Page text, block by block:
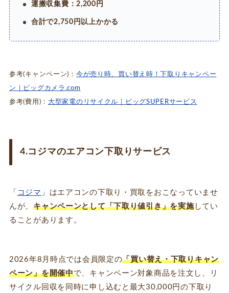
運搬収集費：2,200円
合計で2,750円以上かかる
参考(キャンペーン)： 今が売り時、買い替え時！下取りキャンペー
ン｜ビッグカメラ.com
参考(費用)： 大型家電のリサイクル｜ビッグSUPERサービス
4.コジマのエアコン下取りサービス
「 コジマ 」はエアコンの下取り・買取をおこなっていませ
んが、キャンペーンとして「下取り値引き」を実施してい
ることがあります。
2026年8月時点では会員限定の「買い替え・下取りキャン
ペーン」を開催中で、キャンペーン対象商品を注文し、リ
サイクル回収を同時に申し込むと最大30,000円の下取り